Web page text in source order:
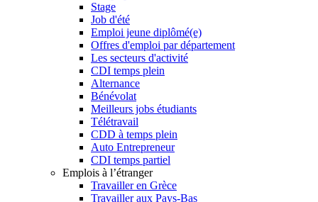
Stage
Job d'été
Emploi jeune diplômé(e)
Offres d'emploi par département
Les secteurs d'activité
CDI temps plein
Alternance
Bénévolat
Meilleurs jobs étudiants
Télétravail
CDD à temps plein
Auto Entrepreneur
CDI temps partiel
Emplois à l’étranger
Travailler en Grèce
Travailler aux Pays-Bas